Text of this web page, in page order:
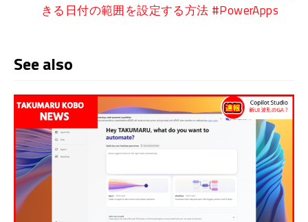
きる日付の範囲を設定する方法 #PowerApps
See also